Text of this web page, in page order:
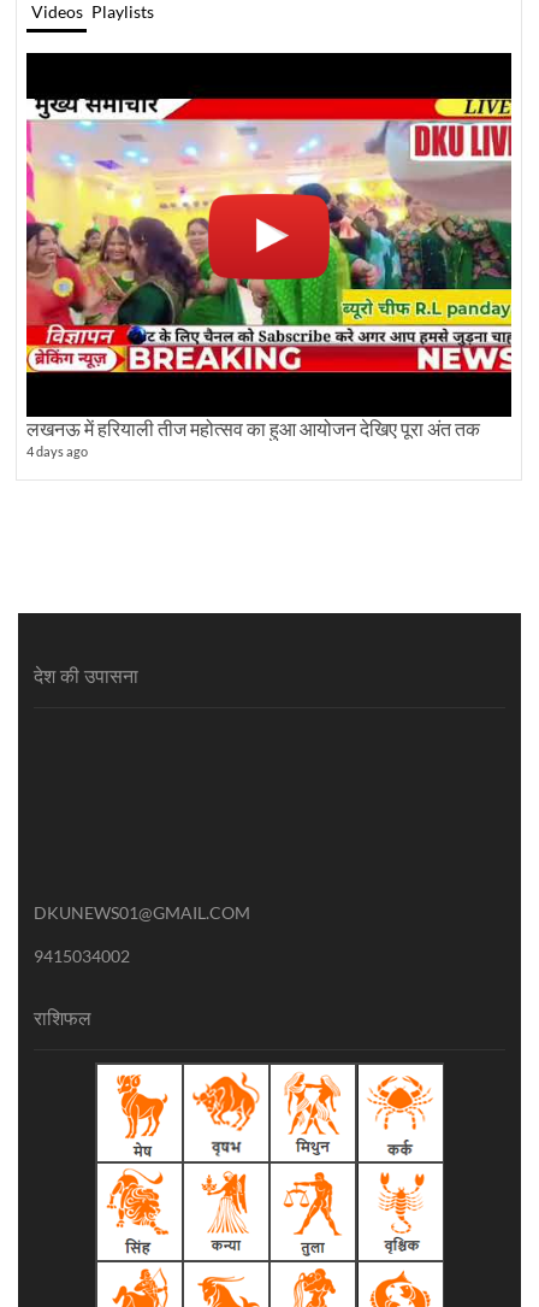
Videos Playlists
लखनऊ में हरियाली तीज महोत्सव का हुआ आयोजन देखिए पूरा अंत तक
4 days ago
देश की उपासना
DKUNEWS01@GMAIL.COM
9415034002
राशिफल